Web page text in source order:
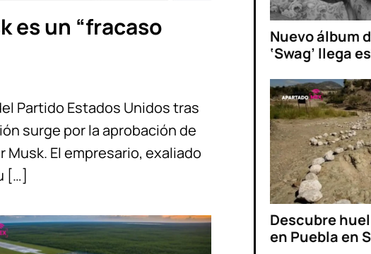
es un “fracaso
Partido Estados Unidos tras
surge por la aprobación de
El empresario, exaliado
[…]
Nuevo álbum
‘Swag’ llega
Descubre
en Puebla en